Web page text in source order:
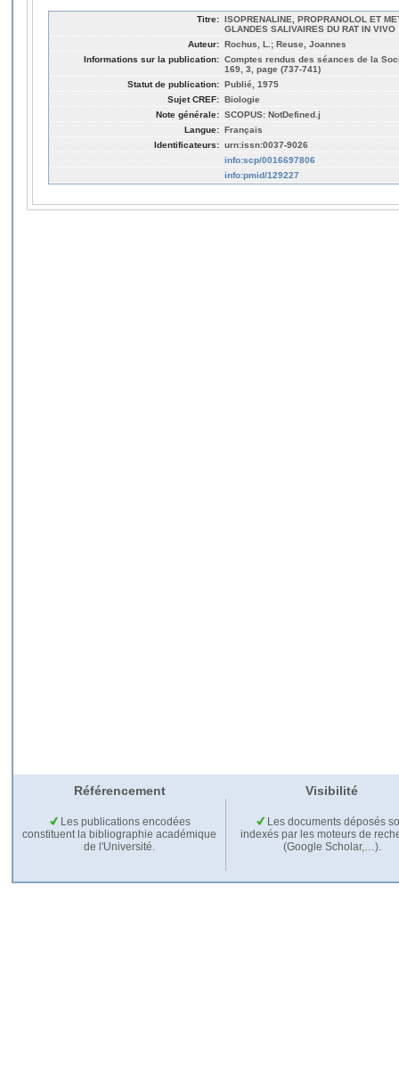
Titre: ISOPRENALINE, PROPRANOLOL ET
GLANDES SALIVAIRES DU RAT IN VIVO
Auteur: Rochus, L.; Reuse, Joannes
Informations sur la publication: Comptes rendus des séances de la
169, 3, page (737-741)
Statut de publication: Publié, 1975
Sujet CREF: Biologie
Note générale: SCOPUS: NotDefined.j
Langue: Français
Identificateurs: urn:issn:0037-9026
info:scp/0016697806
info:pmid/129227
Référencement Visibilité
Les publications encodées
constituent la bibliographie académique
de l'Université.
Les documents déposés
indexés par les moteurs de
(Google Scholar,…).